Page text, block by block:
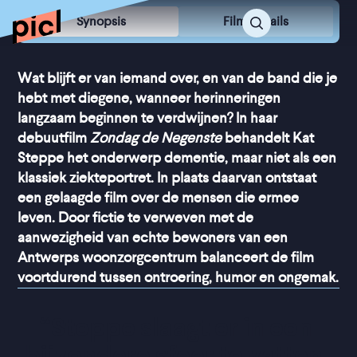
Synopsis Film Details
Wat blijft er van iemand over, en van de band die je
hebt met diegene, wanneer herinneringen
langzaam beginnen te verdwijnen? In haar
debuutfilmZondag de Negenstebehandelt Kat
Steppe het onderwerp dementie, maar niet als een
klassiek ziekteportret. In plaats daarvan ontstaat
een gelaagde film over de mensen die ermee
leven. Door fictie te verweven met de
aanwezigheid van echte bewoners van een
Antwerps woonzorgcentrum balanceert de film
voortdurend tussen ontroering, humor en ongemak.